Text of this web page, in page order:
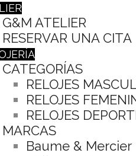
G&M ATELIER
RESERVAR UNA CITA
CATEGORÍAS
RELOJES
RELOJES
RELOJES
MARCAS
Baume & Mercier